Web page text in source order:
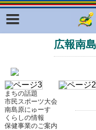
広報南
まちの話題
市民スポーツ大会
南島原にゅーす
くらしの情報
保健事業のご案内
Facebook
ふくいろキラリプロジ
ラリー（TOKYO Brochures
復興応援企画
はじめてご利用される方
コンテンツ